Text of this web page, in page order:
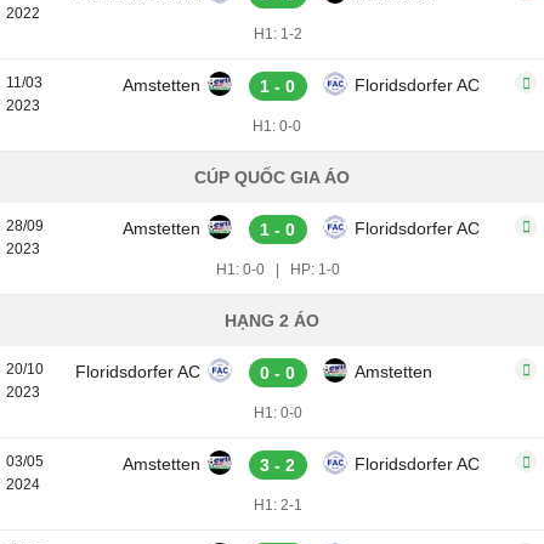
2022
H1: 1-2
11/03
2023
Amstetten 1 - 0 Floridsdorfer AC
H1: 0-0
CÚP QUỐC GIA ÁO
28/09
2023
Amstetten 1 - 0 Floridsdorfer AC
H1: 0-0 HP: 1-0
HẠNG 2 ÁO
20/10
2023
Floridsdorfer AC 0 - 0 Amstetten
H1: 0-0
03/05
2024
Amstetten 3 - 2 Floridsdorfer AC
H1: 2-1